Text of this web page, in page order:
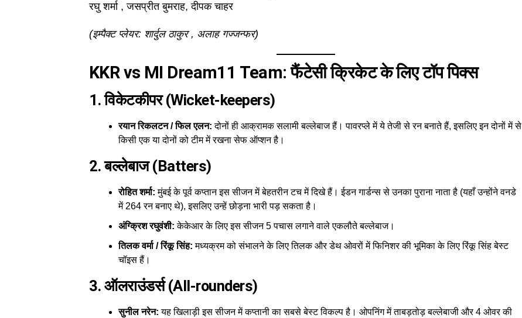
रघु शर्मा , जसप्रीत बुमराह, दीपक चाहर
(इम्पैक्ट प्लेयर: शार्दुल ठाकुर , अलाह गज्जन्फर)
KKR vs MI Dream11 Team: फैंटेसी क्रिकेट के लिए टॉप पिक्स
1. विकेटकीपर (Wicket-keepers)
रयान रिकलटन / फिल एलन: दोनों ही आक्रामक सलामी बल्लेबाज हैं। पावरप्ले में ये तेजी से रन बनाते हैं, इसलिए इन दोनों में से
किसी एक या दोनों को टीम में रखना सेफ ऑप्शन है।
2. बल्लेबाज (Batters)
रोहित शर्मा: मुंबई के पूर्व कप्तान इस सीजन में बेहतरीन टच में दिखे हैं। ईडन गार्डन्स से उनका पुराना नाता है (यहाँ उन्होंने वनडे
में 264 रन बनाए थे), इसलिए उन्हें छोड़ना भारी पड़ सकता है।
अंग्क्रिश रघुवंशी: केकेआर के लिए इस सीजन 5 पचास लगाने वाले एकलौते बल्लेबाज।
तिलक वर्मा / रिंकू सिंह: मध्यक्रम को संभालने के लिए तिलक और डेथ ओवरों में फिनिशर की भूमिका के लिए रिंकू सिंह बेस्ट
चॉइस हैं।
3. ऑलराउंडर्स (All-rounders)
सुनील नरेन: यह खिलाड़ी इस सीजन में कप्तानी का सबसे बेस्ट विकल्प है। ओपनिंग में ताबड़तोड़ बल्लेबाजी और 4 ओवर की